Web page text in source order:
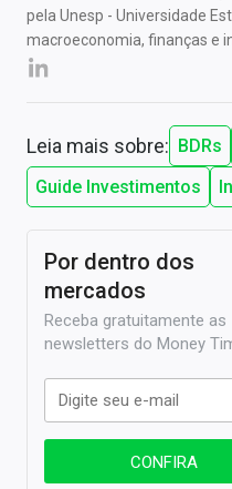
pela Unesp - Universidade
macroeconomia, finanças e
Leia mais sobre: BDRs
Guide Investimentos
Por dentro dos
mercados
Receba gratuitamente as
newsletters do Money